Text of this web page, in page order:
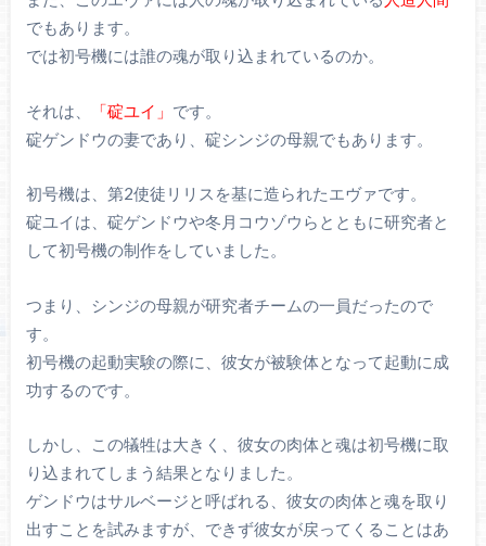
でもあります。
では初号機には誰の魂が取り込まれているのか。
それは、 「碇ユイ」 です。
碇ゲンドウの妻であり、碇シンジの母親でもあります。
初号機は、第2使徒リリスを基に造られたエヴァです。
碇ユイは、碇ゲンドウや冬月コウゾウらとともに研究者と
して初号機の制作をしていました。
つまり、シンジの母親が研究者チームの一員だったので
す。
初号機の起動実験の際に、彼女が被験体となって起動に成
功するのです。
しかし、この犠牲は大きく、彼女の肉体と魂は初号機に取
り込まれてしまう結果となりました。
ゲンドウはサルベージと呼ばれる、彼女の肉体と魂を取り
出すことを試みますが、できず彼女が戻ってくることはあ